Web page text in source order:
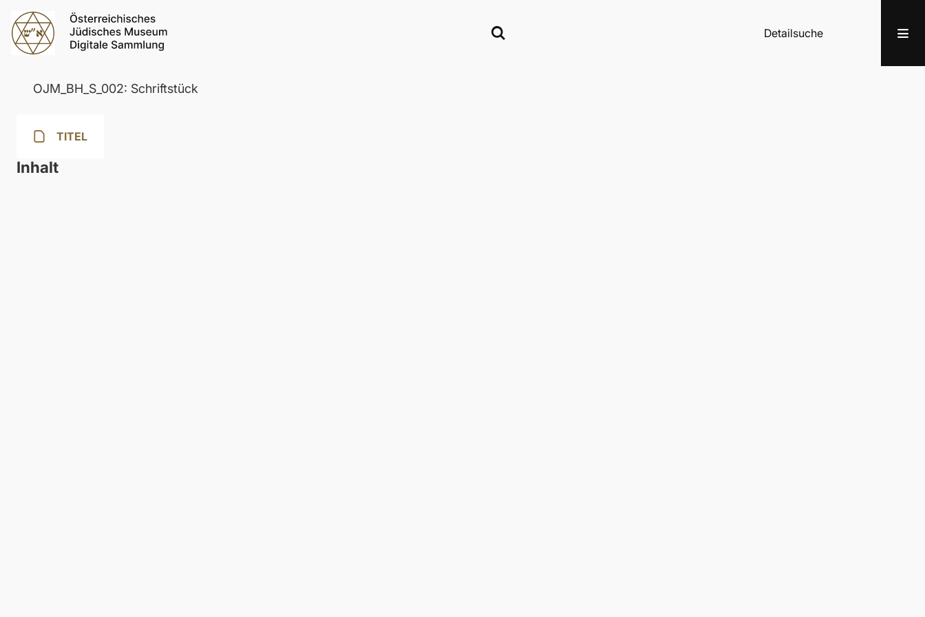
Detailsuche
OJM_BH_S_002: Schriftstück
TITEL
Inhalt